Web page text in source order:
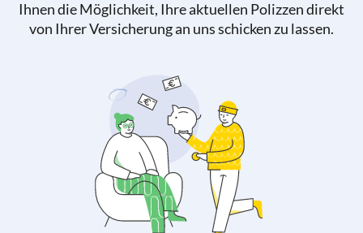
Ihnen die Möglichkeit, Ihre aktuellen Polizzen direkt
von Ihrer Versicherung an uns schicken zu lassen.